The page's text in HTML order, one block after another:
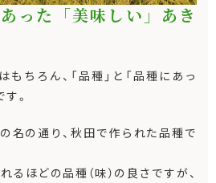
った「美味しい」あき
もちろん、「品種」と「品種にあっ
。
の名の通り、秋田で作られた品種で
ほどの品種（味）の良さですが、